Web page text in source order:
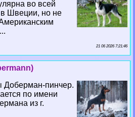
во всей
Швеции, но не
21 06 2026 7:21:46
Доберман-пинчер.
по имени
из г.